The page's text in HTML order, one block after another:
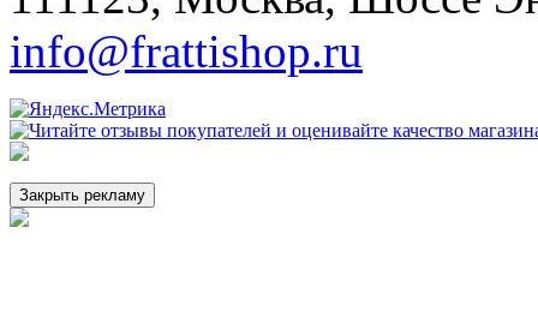
info@frattishop.ru
Закрыть рекламу